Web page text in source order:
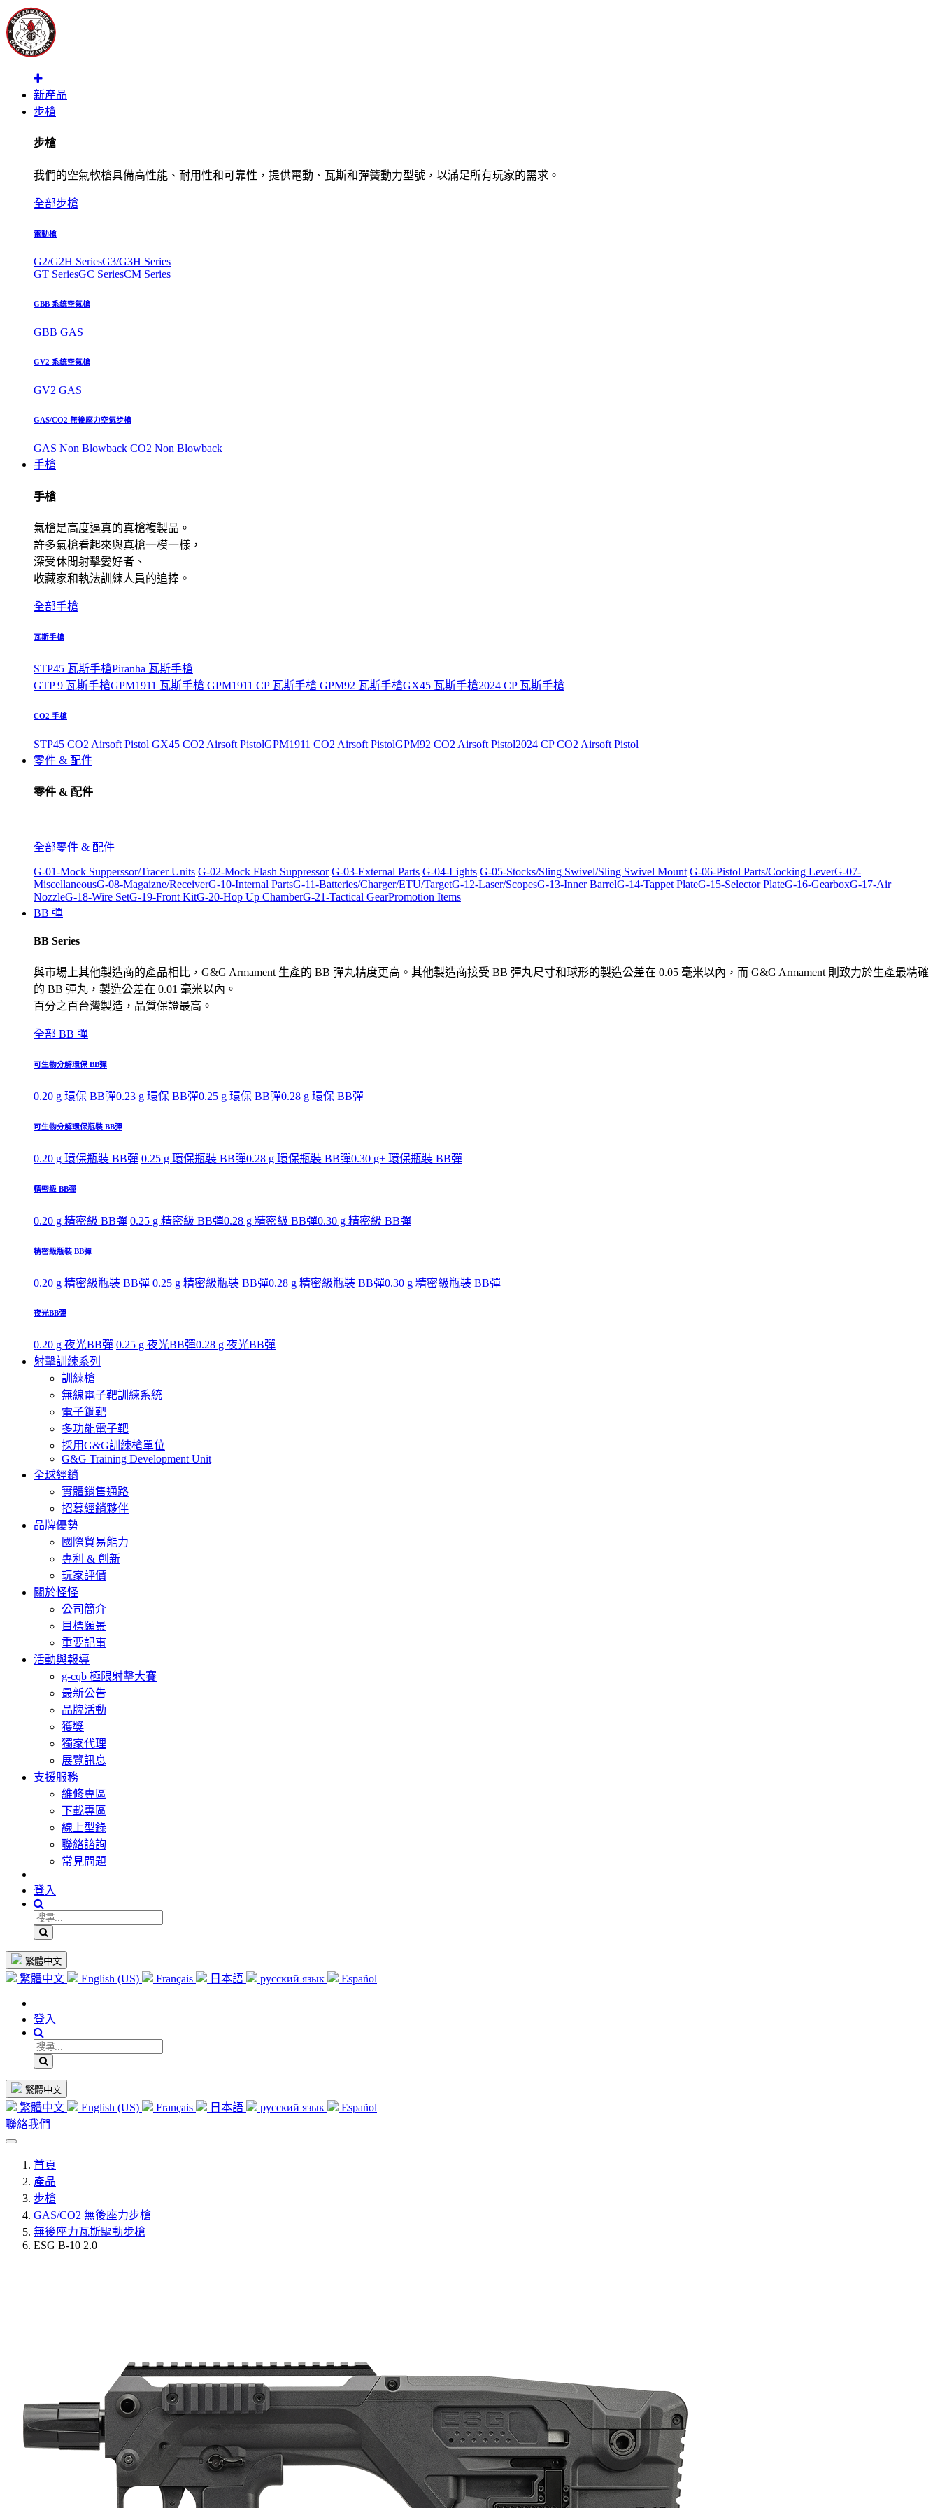
新產品
步槍
步槍
我們的空氣軟槍具備高性能、耐用性和可靠性，提供電動、瓦斯和彈簧動力型號，以滿足所有玩家的需求。
全部步槍
電動槍
G2/G2H SeriesG3/G3H Series
GT SeriesGC SeriesCM Series
GBB 系統空氣槍
GBB GAS
GV2 系統空氣槍
GV2 GAS
GAS/CO2 無後座力空氣步槍
GAS Non Blowback CO2 Non Blowback
手槍
手槍
氣槍是高度逼真的真槍複製品。
許多氣槍看起來與真槍一模一樣，
深受休閒射擊愛好者、
收藏家和執法訓練人員的追捧。
全部手槍
瓦斯手槍
STP45 瓦斯手槍Piranha 瓦斯手槍
GTP 9 瓦斯手槍GPM1911 瓦斯手槍 GPM1911 CP 瓦斯手槍 GPM92 瓦斯手槍GX45 瓦斯手槍2024 CP 瓦斯手槍
CO2 手槍
STP45 CO2 Airsoft Pistol GX45 CO2 Airsoft PistolGPM1911 CO2 Airsoft PistolGPM92 CO2 Airsoft Pistol2024 CP CO2 Airsoft Pistol
零件 & 配件
零件 & 配件
全部零件 & 配件
G-01-Mock Supperssor/Tracer Units G-02-Mock Flash Suppressor G-03-External Parts G-04-Lights G-05-Stocks/Sling Swivel/Sling Swivel Mount G-06-Pistol Parts/Cocking LeverG-07-
MiscellaneousG-08-Magaizne/ReceiverG-10-Internal PartsG-11-Batteries/Charger/ETU/TargetG-12-Laser/ScopesG-13-Inner BarrelG-14-Tappet PlateG-15-Selector PlateG-16-GearboxG-17-Air
NozzleG-18-Wire SetG-19-Front KitG-20-Hop Up ChamberG-21-Tactical GearPromotion Items
BB 彈
BB Series
與市場上其他製造商的產品相比，G&G Armament 生產的 BB 彈丸精度更高。其他製造商接受 BB 彈丸尺寸和球形的製造公差在 0.05 毫米以內，而 G&G Armament 則致力於生產最精確
的 BB 彈丸，製造公差在 0.01 毫米以內。
百分之百台灣製造，品質保證最高。
全部 BB 彈
可生物分解環保 BB彈
0.20 g 環保 BB彈0.23 g 環保 BB彈0.25 g 環保 BB彈0.28 g 環保 BB彈
可生物分解環保瓶裝 BB彈
0.20 g 環保瓶裝 BB彈 0.25 g 環保瓶裝 BB彈0.28 g 環保瓶裝 BB彈0.30 g+ 環保瓶裝 BB彈
精密級 BB彈
0.20 g 精密級 BB彈 0.25 g 精密級 BB彈0.28 g 精密級 BB彈0.30 g 精密級 BB彈
精密級瓶裝 BB彈
0.20 g 精密級瓶裝 BB彈 0.25 g 精密級瓶裝 BB彈0.28 g 精密級瓶裝 BB彈0.30 g 精密級瓶裝 BB彈
夜光BB彈
0.20 g 夜光BB彈 0.25 g 夜光BB彈0.28 g 夜光BB彈
射擊訓練系列
訓練槍
無線電子靶訓練系統
電子鋼靶
多功能電子靶
採用G&G訓練槍單位
G&G Training Development Unit
全球經銷
實體銷售通路
招募經銷夥伴
品牌優勢
國際貿易能力
專利 & 創新
玩家評價
關於怪怪
公司簡介
目標願景
重要記事
活動與報導
g-cqb 極限射擊大賽
最新公告
品牌活動
獲獎
獨家代理
展覽訊息
支援服務
維修專區
下載專區
線上型錄
聯絡諮詢
常見問題
登入
繁體中文
繁體中文 English (US) Français 日本語 русский язык Español
登入
繁體中文
繁體中文 English (US) Français 日本語 русский язык
Español
聯絡我們
首頁
產品
步槍
GAS/CO2 無後座力步槍
無後座力瓦斯驅動步槍
ESG B-10 2.0